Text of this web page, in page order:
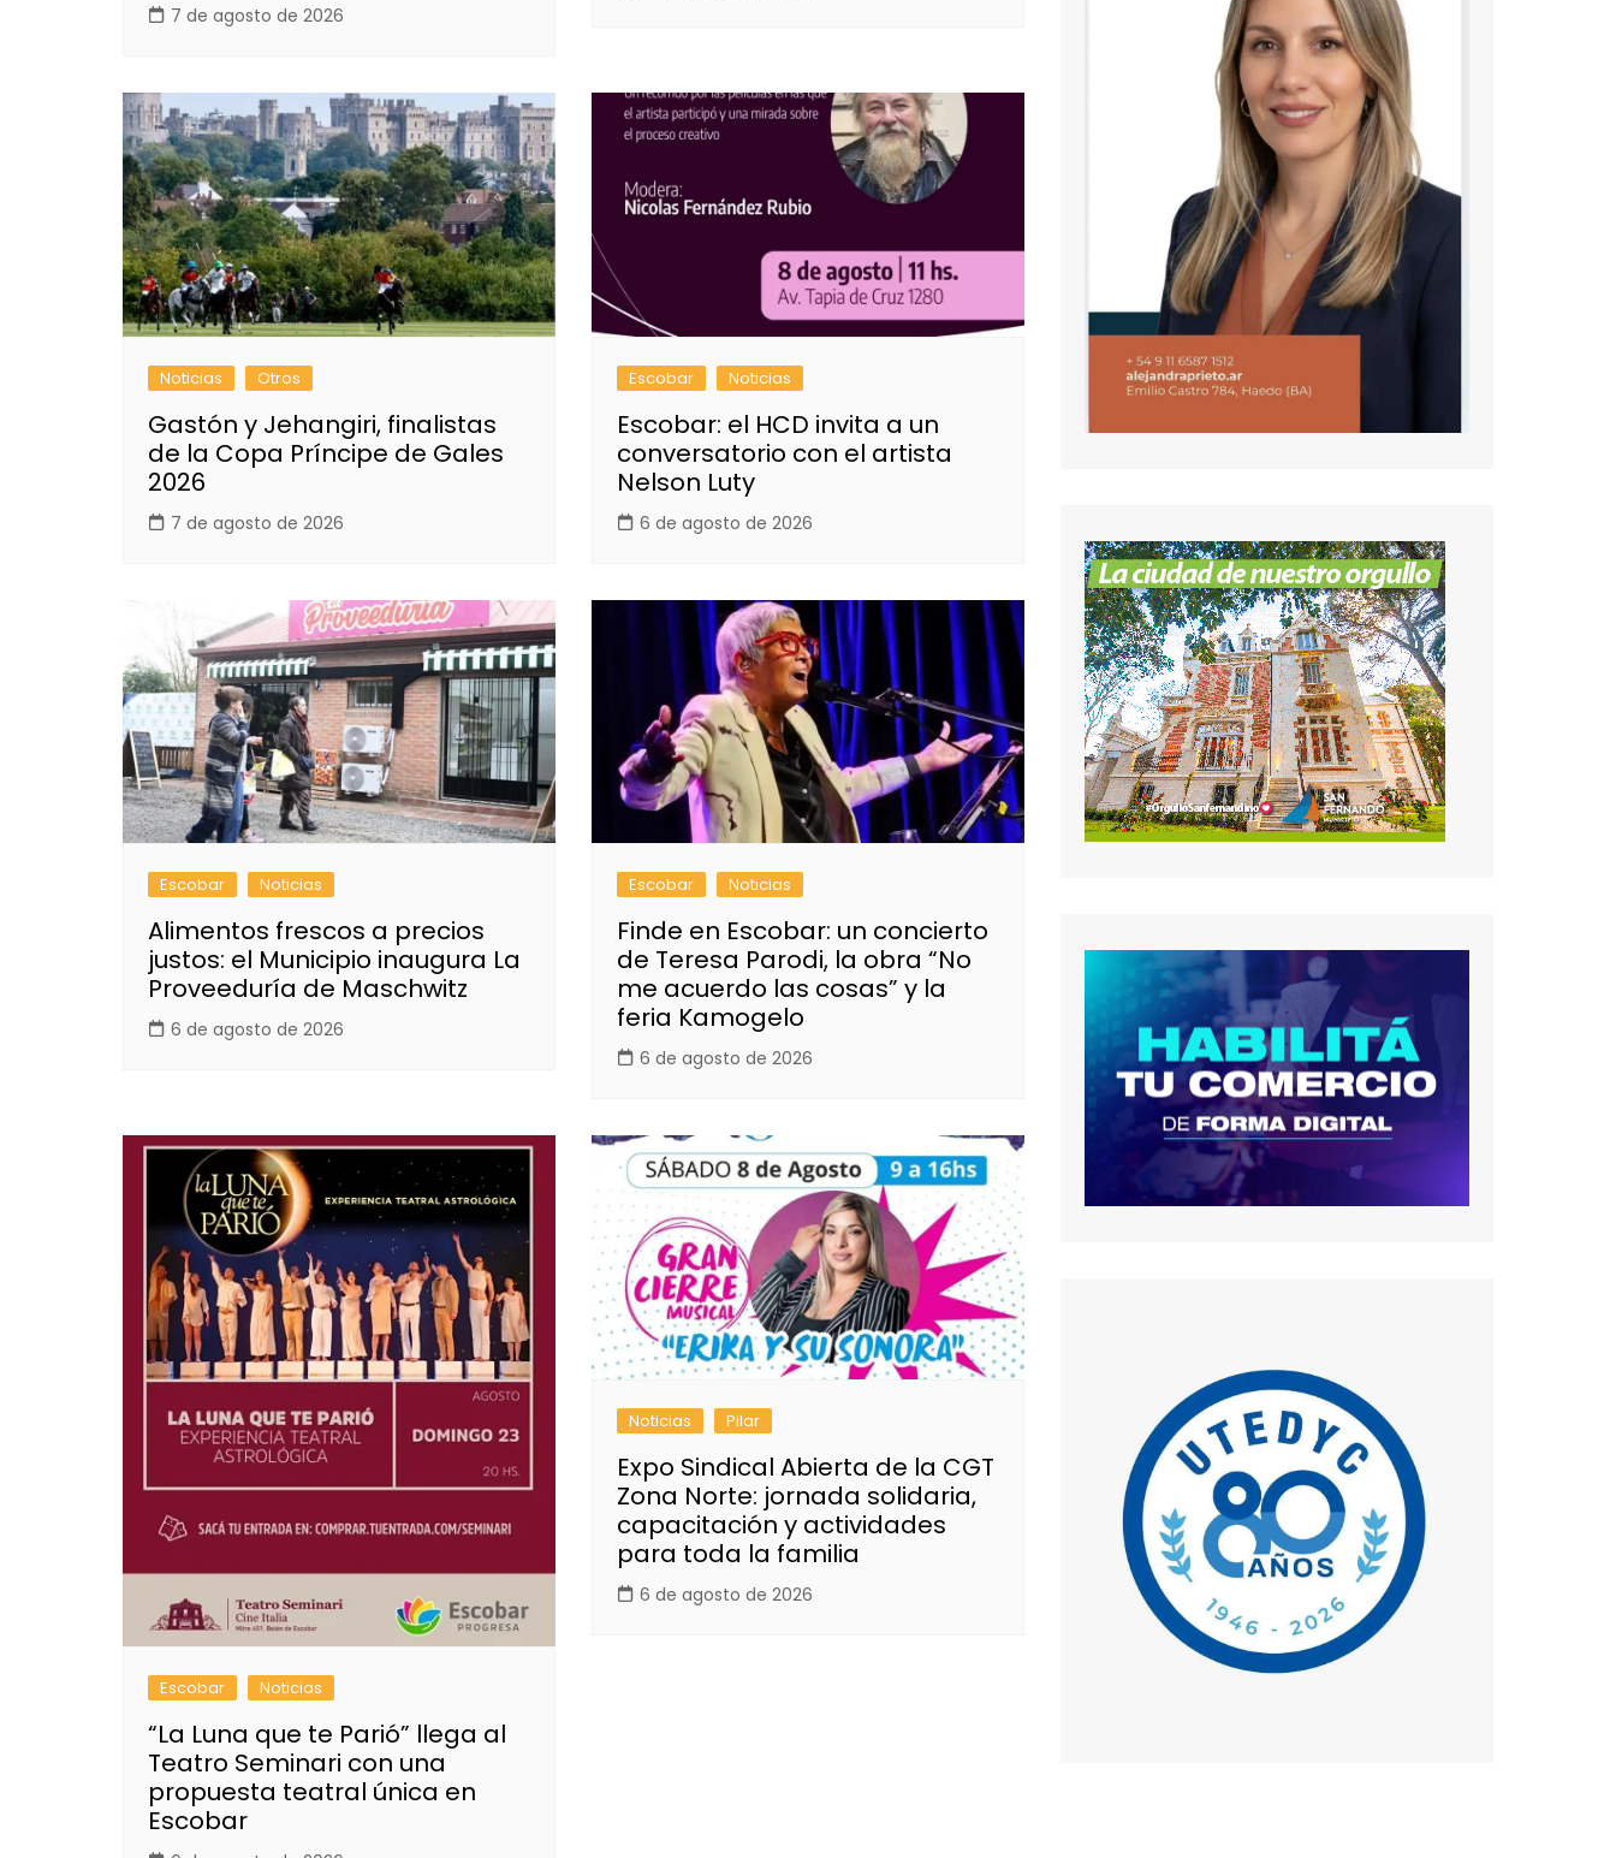
7 de agosto de 2026
Noticias Otros
Gastón y Jehangiri, finalistas
de la Copa Príncipe de Gales
2026
7 de agosto de 2026
Escobar Noticias
Escobar: el HCD invita a un
conversatorio con el artista
Nelson Luty
6 de agosto de 2026
Escobar Noticias
Alimentos frescos a precios
justos: el Municipio inaugura La
Proveeduría de Maschwitz
6 de agosto de 2026
Escobar Noticias
Finde en Escobar: un concierto
de Teresa Parodi, la obra “No
me acuerdo las cosas” y la
feria Kamogelo
6 de agosto de 2026
Escobar Noticias
“La Luna que te Parió” llega al
Teatro Seminari con una
propuesta teatral única en
Escobar
Noticias Pilar
Expo Sindical Abierta de la CGT
Zona Norte: jornada solidaria,
capacitación y actividades
para toda la familia
6 de agosto de 2026